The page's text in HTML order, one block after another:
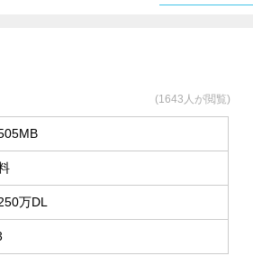
(1643人が閲覧)
万DL